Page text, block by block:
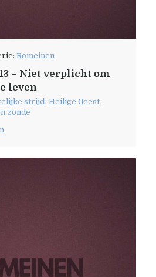
Romeinen
– Niet verplicht om
leven
strijd,Heilige Geest,
zonde